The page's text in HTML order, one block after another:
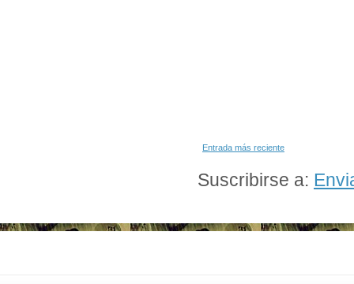
Entrada más reciente
Suscribirse a: